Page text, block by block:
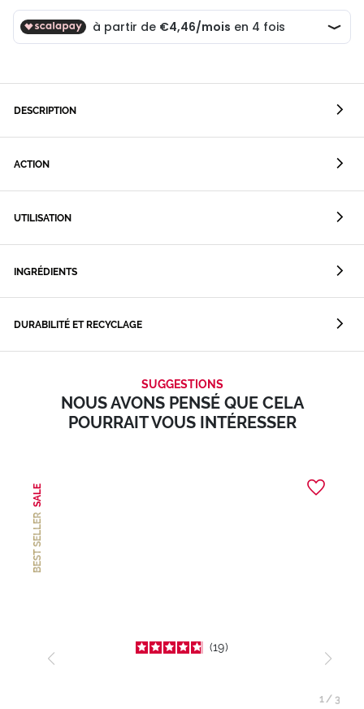
DESCRIPTION
ACTION
UTILISATION
INGRÉDIENTS
DURABILITÉ ET RECYCLAGE
SUGGESTIONS
NOUS AVONS PENSÉ QUE CELA
POURRAIT VOUS INTÉRESSER
BEST SELLER
SALE
19
1 / 3